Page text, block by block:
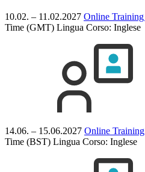
10.02. – 11.02.2027 Online Training
Time (GMT) Lingua Corso: Inglese
14.06. – 15.06.2027 Online Training
Time (BST) Lingua Corso: Inglese